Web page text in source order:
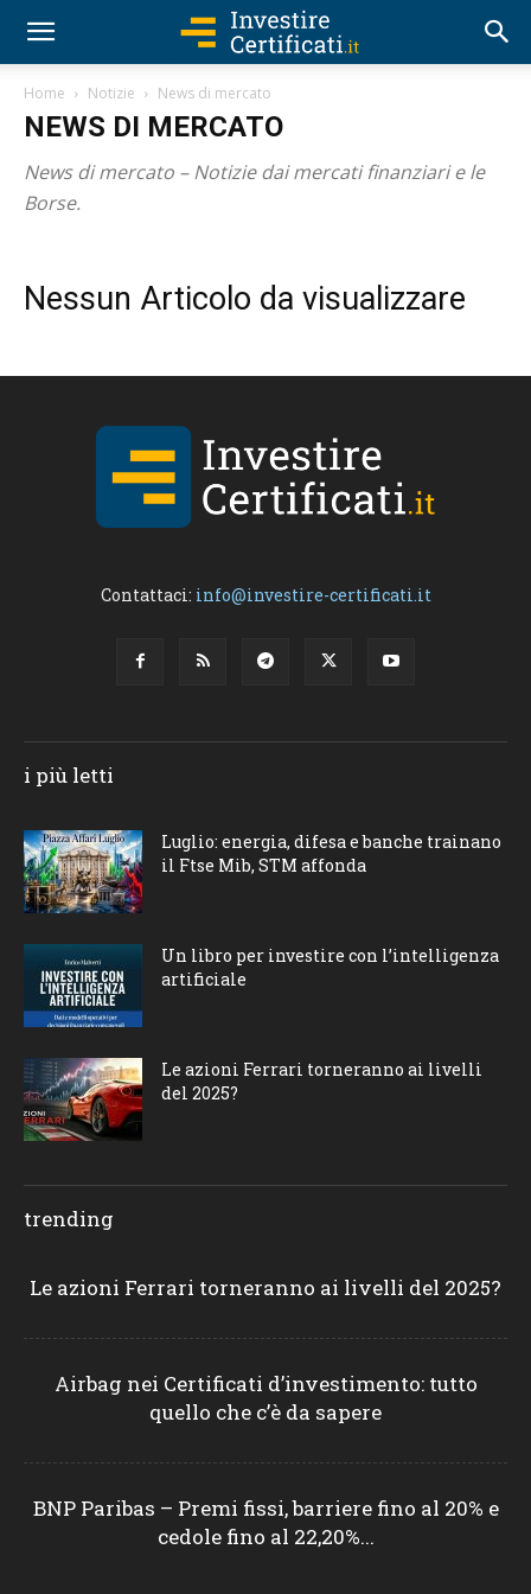
Home Notizie News di mercato
NEWS DI MERCATO
News di mercato – Notizie dai mercati finanziari e le
Borse.
Nessun Articolo da visualizzare
Contattaci: info@investire-certificati.it
i più letti
Luglio: energia, difesa e banche trainano
il Ftse Mib, STM affonda
Un libro per investire con l’intelligenza
artificiale
Le azioni Ferrari torneranno ai livelli
del 2025?
trending
Le azioni Ferrari torneranno ai livelli del 2025?
Airbag nei Certificati d’investimento: tutto
quello che c’è da sapere
BNP Paribas – Premi fissi, barriere fino al 20% e
cedole fino al 22,20%...